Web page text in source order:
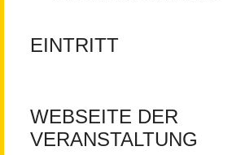
EINTRITT
WEBSEITE DER
VERANSTALTUNG